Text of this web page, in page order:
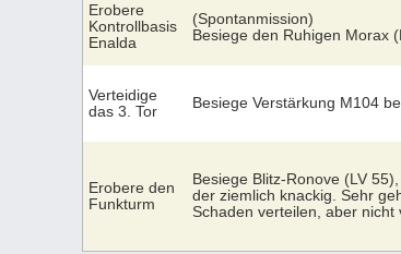
Erobere
Kontrollbasis
Enalda
(Spontanmission)
Besiege den Ruhigen Morax
Verteidige
das 3. Tor
Besiege Verstärkung M104
Erobere den
Funkturm
Besiege Blitz-Ronove (LV
der ziemlich knackig. Sehr
Schaden verteilen, aber nicht